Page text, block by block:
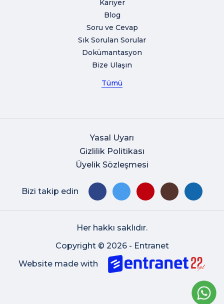
Kariyer
Blog
Soru ve Cevap
Sık Sorulan Sorular
Dokümantasyon
Bize Ulaşın
Tümü
Yasal Uyarı
Gizlilik Politikası
Üyelik Sözleşmesi
Bizi takip edin
Her hakkı saklıdır.
Copyright © 2026 - Entranet
Website made with